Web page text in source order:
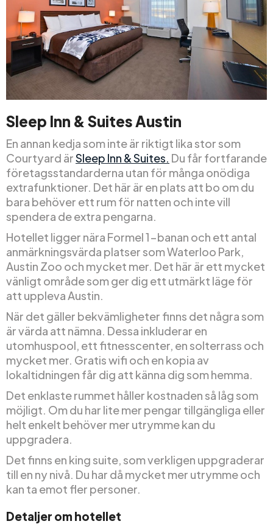
Sleep Inn & Suites Austin
En annan kedja som inte är riktigt lika stor som
Courtyard ärSleep Inn & Suites. Du får fortfarande
företagsstandarderna utan för många onödiga
extrafunktioner. Det här är en plats att bo om du
bara behöver ett rum för natten och inte vill
spendera de extra pengarna.
Hotellet ligger nära Formel 1-banan och ett antal
anmärkningsvärda platser som Waterloo Park,
Austin Zoo och mycket mer. Det här är ett mycket
vänligt område som ger dig ett utmärkt läge för
att uppleva Austin.
När det gäller bekvämligheter finns det några som
är värda att nämna. Dessa inkluderar en
utomhuspool, ett fitnesscenter, en solterrass och
mycket mer. Gratis wifi och en kopia av
lokaltidningen får dig att känna dig som hemma.
Det enklaste rummet håller kostnaden så låg som
möjligt. Om du har lite mer pengar tillgängliga eller
helt enkelt behöver mer utrymme kan du
uppgradera.
Det finns en king suite, som verkligen uppgraderar
till en ny nivå. Du har då mycket mer utrymme och
kan ta emot fler personer.
Detaljer om hotellet